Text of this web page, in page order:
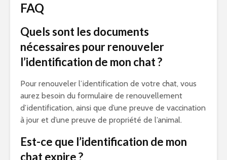
FAQ
Quels sont les documents
nécessaires pour renouveler
l’identification de mon chat ?
Pour renouveler l’identification de votre chat, vous
aurez besoin du formulaire de renouvellement
d’identification, ainsi que d’une preuve de vaccination
à jour et d’une preuve de propriété de l’animal.
Est-ce que l’identification de mon
chat expire ?